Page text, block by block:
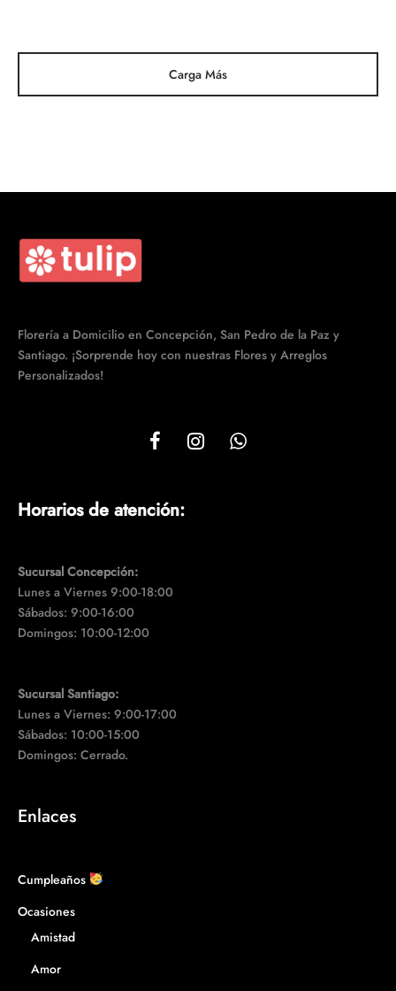
Carga Más
Florería a Domicilio en Concepción, San Pedro de la Paz y
Santiago. ¡Sorprende hoy con nuestras Flores y Arreglos
Personalizados!
Horarios de atención:
Sucursal Concepción:
Lunes a Viernes 9:00-18:00
Sábados: 9:00-16:00
Domingos: 10:00-12:00
Sucursal Santiago:
Lunes a Viernes: 9:00-17:00
Sábados: 10:00-15:00
Domingos: Cerrado.
Enlaces
Cumpleaños
Ocasiones
Amistad
Amor